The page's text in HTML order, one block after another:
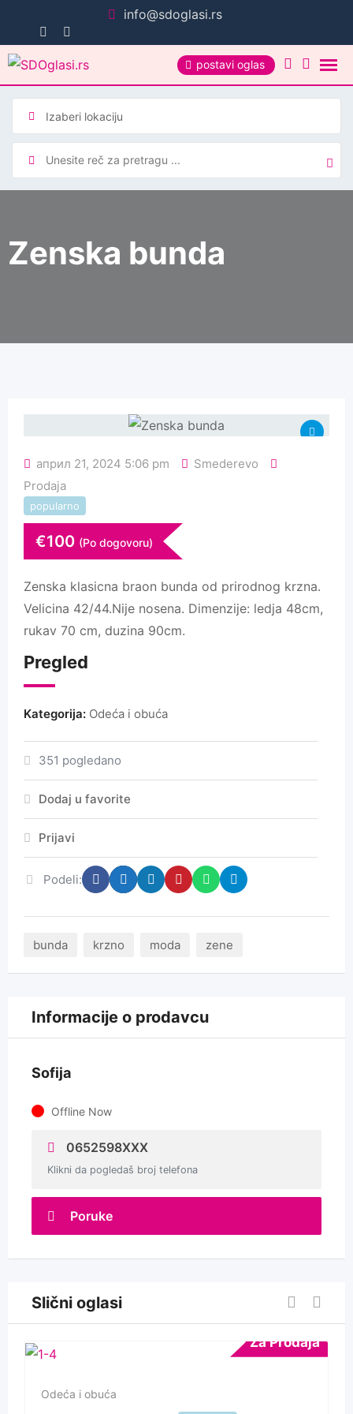
sadržaj
info@sdoglasi.rs
postavi oglas
Zenska bunda
април 21, 2024 5:06 pm
Smederevo
Prodaja
popularno
€100 (Po dogovoru)
Zenska klasicna braon bunda od prirodnog krzna.
Velicina 42/44.Nije nosena. Dimenzije: ledja 48cm,
rukav 70 cm, duzina 90cm.
Pregled
Kategorija: Odeća i obuća
351 pogledano
Dodaj u favorite
Prijavi
Podeli:
bunda krzno moda zene
Informacije o prodavcu
Sofija
Offline Now
0652598XXX
Klikni da pogledaš broj telefona
Poruke
Slični oglasi
Za Prodaja
Odeća i obuća